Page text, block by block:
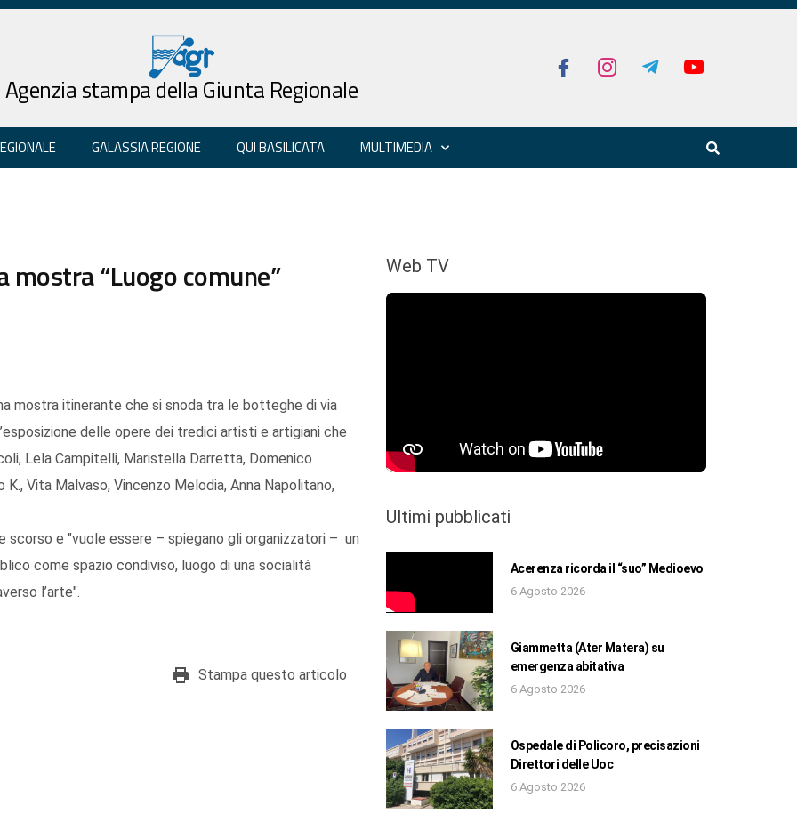
Agenzia stampa della Giunta Regionale
GALASSIA REGIONE QUI BASILICATA MULTIMEDIA
mostra “Luogo comune”
mostra itinerante che si snoda tra le botteghe di via
delle opere dei tredici artisti e artigiani che
Lela Campitelli, Maristella Darretta, Domenico
K., Vita Malvaso, Vincenzo Melodia, Anna Napolitano,
e "vuole essere – spiegano gli organizzatori – un
come spazio condiviso, luogo di una socialità
l’arte".
Stampa questo articolo
Web TV
Ultimi pubblicati
Acerenza ricorda il “suo” Medioevo
6 Agosto 2026
Giammetta (Ater Matera) su
emergenza abitativa
6 Agosto 2026
Ospedale di Policoro, precisazioni
Direttori delle Uoc
6 Agosto 2026